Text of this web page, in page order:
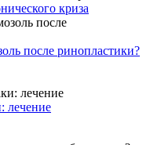
криза
после ринопластики?
лечение